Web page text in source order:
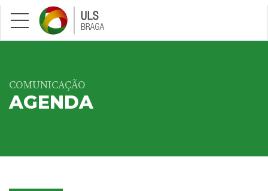
Saltar para conteúdo principal
COMUNICAÇÃO
AGENDA